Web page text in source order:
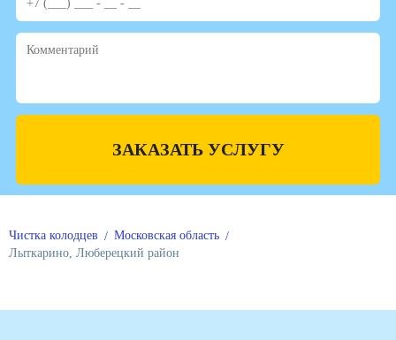
ЗАКАЗАТЬ УСЛУГУ
Чистка колодцев
Московская область
Лыткарино, Люберецкий район